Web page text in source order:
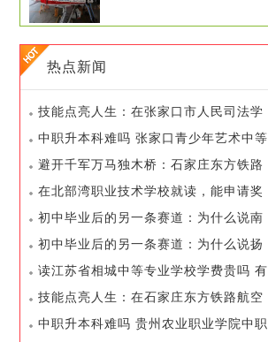
热点新闻
技能点亮人生：在张家口市人民司法学
校如何开启你的职业之路
中职升本科难吗 张家口青少年艺术中等
专业学校的升学率如何
避开千军万马独木桥：石家庄东方铁路
航空中等专业学校如何帮你弯道超车
在北部湾职业技术学校就读，能申请奖
学金吗
初中毕业后的另一条赛道：为什么说南
京城市交通运输学校值得考虑
初中毕业后的另一条赛道：为什么说扬
州市弘扬中等专业学校值得考虑
读江苏省相城中等专业学校学费贵吗 有
哪些减免和资助政策
技能点亮人生：在石家庄东方铁路航空
中等专业学校如何开启你的职业之路
中职升本科难吗 贵州农业职业学院中职